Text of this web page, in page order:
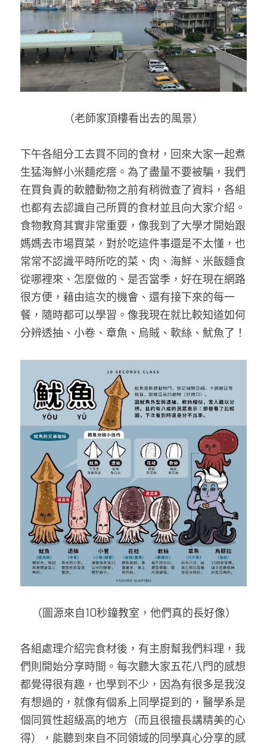
（老師家頂樓看出去的風景）
下午各組分工去買不同的食材，回來大家一起煮
生猛海鮮小米麵疙瘩。為了盡量不要被騙，我們
在買負責的軟體動物之前有稍微查了資料，各組
也都有去認識自己所買的食材並且向大家介紹。
食物教育其實非常重要，像我到了大學才開始跟
媽媽去市場買菜，對於吃這件事還是不太懂，也
常常不認識平時所吃的菜、肉、海鮮、米飯麵食
從哪裡來、怎麼做的、是否當季，好在現在網路
很方便，藉由這次的機會、還有接下來的每一
餐，隨時都可以學習。像我現在就比較知道如何
分辨透抽、小卷、章魚、烏賊、軟絲、魷魚了！
（圖源來自10秒鐘教室，他們真的長好像）
各組處理介紹完食材後，有主廚幫我們料理，我
們則開始分享時間。每次聽大家五花八門的感想
都覺得很有趣，也學到不少，因為有很多是我沒
有想過的，就像有個系上同學提到的，醫學系是
個同質性超級高的地方（而且很擅長講精美的心
得），能聽到來自不同領域的同學真心分享的感